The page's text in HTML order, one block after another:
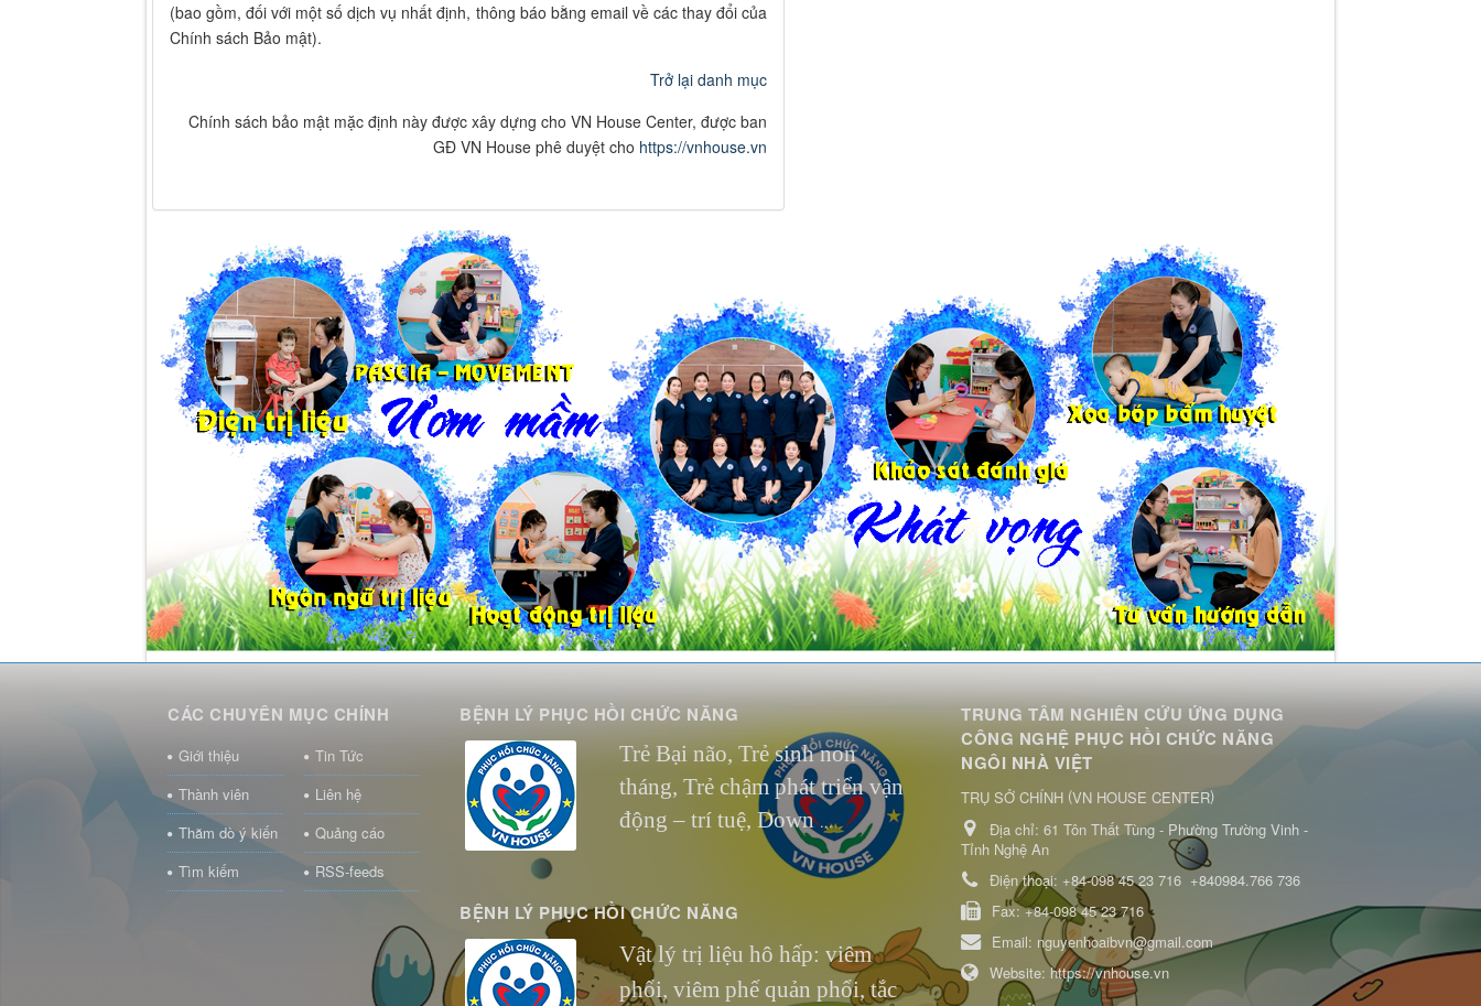
(bao gồm, đối với một số dịch vụ nhất định, thông báo bằng email về các thay đổi của
Chính sách Bảo mật).
Trở lại danh mục
Chính sách bảo mật mặc định này được xây dựng cho VN House Center, được ban
GĐ VN House phê duyệt cho https://vnhouse.vn
CÁC CHUYÊN MỤC CHÍNH
Giới thiệu
Tin Tức
Thành viên
Liên hệ
Thăm dò ý kiến
Quảng cáo
Tìm kiếm
RSS-feeds
BỆNH LÝ PHỤC HỒI CHỨC NĂNG
Trẻ Bại não, Trẻ sinh non
tháng, Trẻ chậm phát triển vận
động – trí tuệ, Down...
BỆNH LÝ PHỤC HỒI CHỨC NĂNG
Vật lý trị liệu hô hấp: viêm
phổi, viêm phế quản phổi, tắc
TRUNG TÂM NGHIÊN CỨU ỨNG DỤNG
CÔNG NGHỆ PHỤC HỒI CHỨC NĂNG
NGÔI NHÀ VIỆT
TRỤ SỞ CHÍNH (VN HOUSE CENTER)
Địa chỉ: 61 Tôn Thất Tùng - Phường Trường Vinh -
Tỉnh Nghệ An
Điện thoại: +84-098 45 23 716 +840984.766 736
Fax:+84-098 45 23 716
Email: nguyenhoaibvn@gmail.com
Website:https://vnhouse.vn